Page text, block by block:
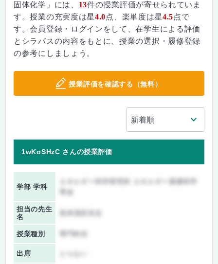
固体化学」には、 13件の授業評価が寄せられていま
す。授業の充実度は星4.0点、楽単度は星4.5点で
す。会員登録・ログインをして、在学生による評価
とシラバスの内容をもとに、授業の選択・履修登録
の参考にしましょう。
授業評価を確認する（無料）
1wKoSHzC さんの授業評価
学部 学科
担当の先生
名
授業種別
出席